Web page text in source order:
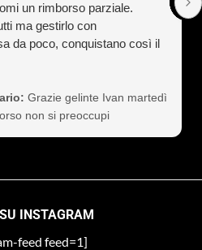
un rimborso parziale.
ma gestirlo con
da poco, conquistano così il
consigliati
Grazie gelinte Ivan martedì
non si preoccupi
INSTAGRAM
feed feed=1]